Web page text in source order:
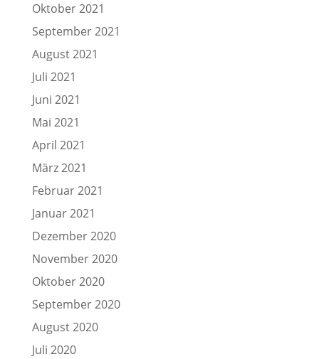
Oktober 2021
September 2021
August 2021
Juli 2021
Juni 2021
Mai 2021
April 2021
März 2021
Februar 2021
Januar 2021
Dezember 2020
November 2020
Oktober 2020
September 2020
August 2020
Juli 2020